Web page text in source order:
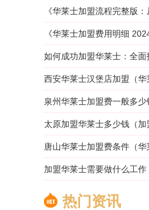
店月赚多少？》
《华莱士加盟流程完整版：
开业仅需 6 步》
《华莱士加盟费用明细
+ 装修 + 设备全解析》
如何成功加盟华莱士：全面
用建议
西安华莱士汉堡店加盟（华
汉堡店）
泉州华莱士加盟费一般多少
公司加盟费一般多少）
太原加盟华莱士多少钱（加
需要多少钱）
唐山华莱士加盟费条件（华
费条件）
加盟华莱士需要做什么工作
莱士大概需要多少钱）
热门资讯